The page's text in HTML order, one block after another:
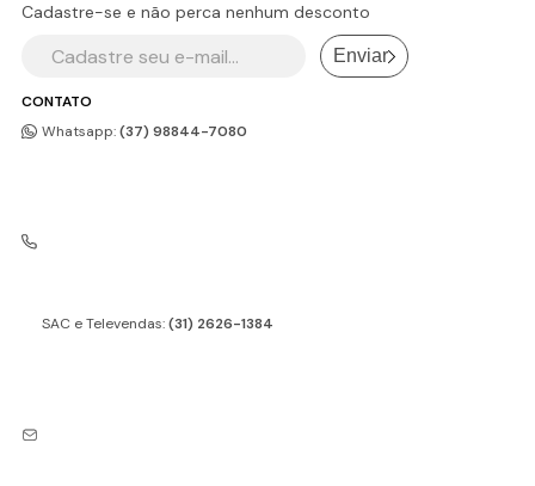
CONTATO
Whatsapp:(37) 98844-7080
SAC e Televendas:(31) 2626-1384
Cadastre-se e não perca nenhum desconto
Enviar